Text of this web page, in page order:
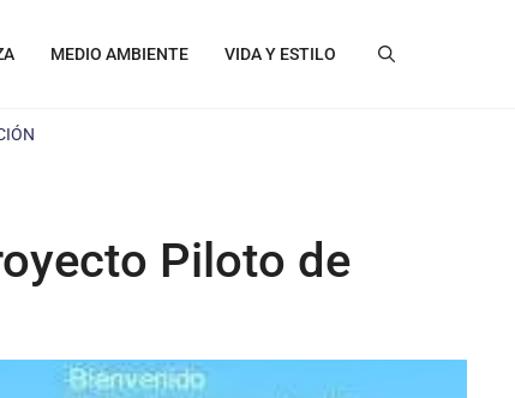
MEDIO AMBIENTE VIDA Y ESTILO
Piloto de